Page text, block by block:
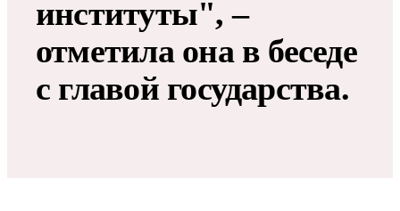
институты", –
отметила она в беседе
с главой государства.